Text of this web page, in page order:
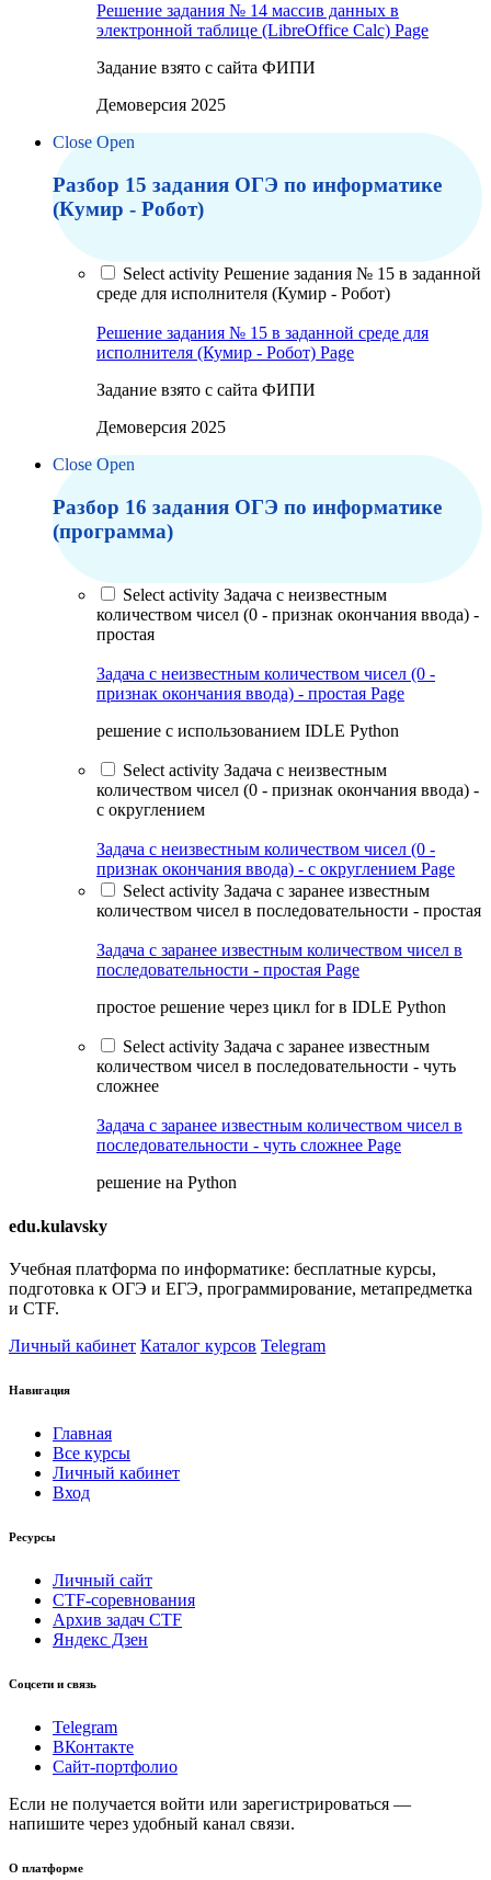
Решение задания № 14 массив данных в
электронной таблице (LibreOffice Calc) Page
Задание взято с сайта ФИПИ
Демоверсия 2025
Close Open
Разбор 15 задания ОГЭ по информатике
(Кумир - Робот)
Select activity Решение задания № 15 в заданной
среде для исполнителя (Кумир - Робот)
Решение задания № 15 в заданной среде для
исполнителя (Кумир - Робот) Page
Задание взято с сайта ФИПИ
Демоверсия 2025
Close Open
Разбор 16 задания ОГЭ по информатике
(программа)
Select activity Задача с неизвестным
количеством чисел (0 - признак окончания ввода) -
простая
Задача с неизвестным количеством чисел (0 -
признак окончания ввода) - простая Page
решение с использованием IDLE Python
Select activity Задача с неизвестным
количеством чисел (0 - признак окончания ввода) -
с округлением
Задача с неизвестным количеством чисел (0 -
признак окончания ввода) - с округлением Page
Select activity Задача с заранее известным
количеством чисел в последовательности - простая
Задача с заранее известным количеством чисел в
последовательности - простая Page
простое решение через цикл for в IDLE Python
Select activity Задача с заранее известным
количеством чисел в последовательности - чуть
сложнее
Задача с заранее известным количеством чисел в
последовательности - чуть сложнее Page
решение на Python
edu.kulavsky
Учебная платформа по информатике: бесплатные курсы,
подготовка к ОГЭ и ЕГЭ, программирование, метапредметка
и CTF.
Личный кабинет Каталог курсов Telegram
Навигация
Главная
Все курсы
Личный кабинет
Вход
Ресурсы
Личный сайт
CTF-соревнования
Архив задач CTF
Яндекс Дзен
Соцсети и связь
Telegram
ВКонтакте
Сайт-портфолио
Если не получается войти или зарегистрироваться —
напишите через удобный канал связи.
О платформе